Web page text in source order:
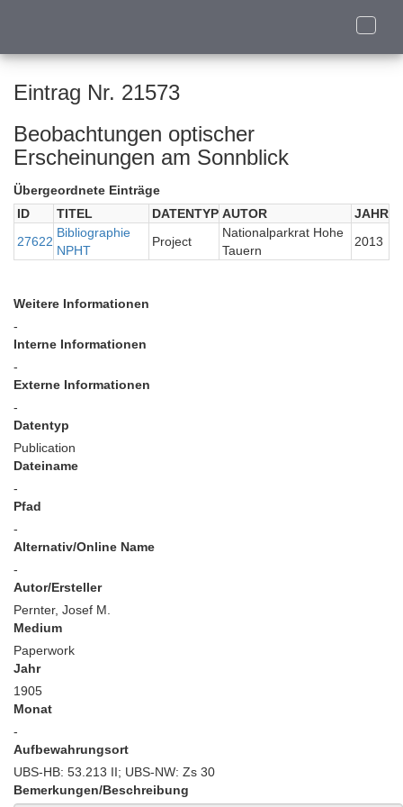
Toggle
Eintrag Nr. 21573
Beobachtungen optischer
Erscheinungen am Sonnblick
Übergeordnete Einträge
ID
TITEL DATENTYP AUTOR
JAHR
27622
Bibliographie
NPHT
Project
Nationalparkrat Hohe
Tauern
2013
Weitere Informationen
-
Interne Informationen
-
Externe Informationen
-
Datentyp
Publication
Dateiname
-
Pfad
-
Alternativ/Online Name
-
Autor/Ersteller
Pernter, Josef M.
Medium
Paperwork
Jahr
1905
Monat
-
Aufbewahrungsort
UBS-HB: 53.213 II; UBS-NW: Zs 30
Bemerkungen/Beschreibung